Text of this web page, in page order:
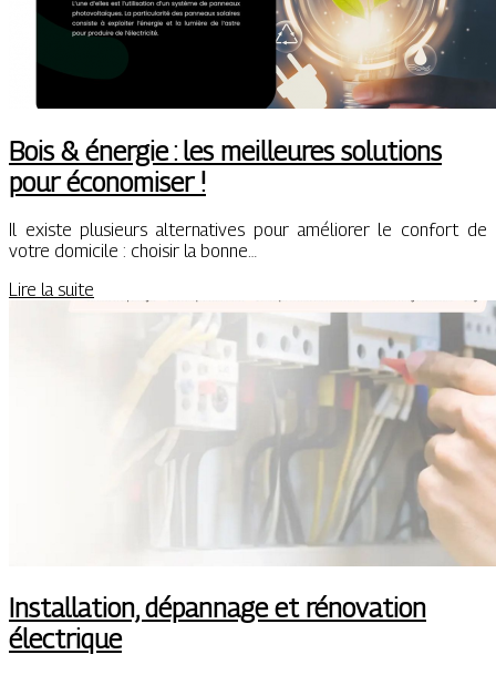
Bois & énergie : les meilleures solutions
pour économiser !
Il existe plusieurs alternatives pour améliorer le confort de
votre domicile : choisir la bonne…
Lire la suite
Installation, dépannage et rénovation
électrique